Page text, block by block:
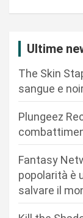
a
Ultime
The Skin
sangue e
Plungeez
Fantasy
popolarità è
salvare il